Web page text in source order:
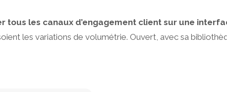
les canaux d’engagement client sur une
les variations de volumétrie. Ouvert, avec sa